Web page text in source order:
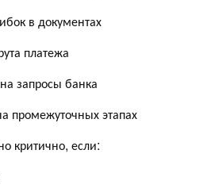
в документах
платежа
запросы банка
промежуточных этапах
критично, если: